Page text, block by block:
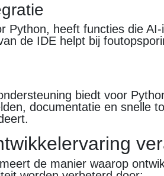
Python, heeft functies die
de IDE helpt bij
biedt voor
documentatie en snelle
de manier waarop